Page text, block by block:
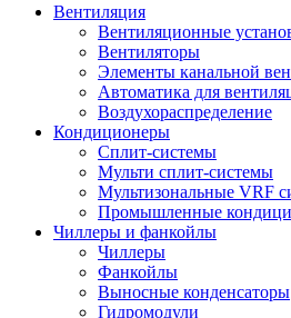
Вентиляция
Вентиляционные
Вентиляторы
Элементы канальной
Автоматика для
Воздухораспределение
Кондиционеры
Сплит-системы
Мульти сплит-системы
Мультизональные VRF
Промышленные
Чиллеры и фанкойлы
Чиллеры
Фанкойлы
Выносные конденсаторы
Гидромодули